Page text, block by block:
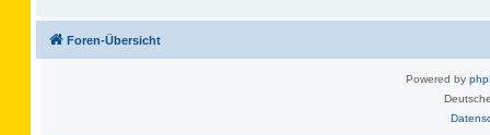
Foren-Übersicht
Powered by